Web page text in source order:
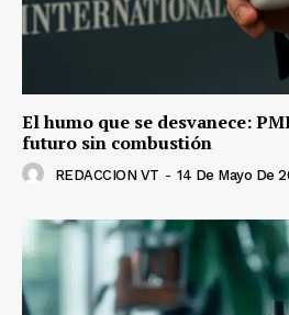
El humo que se desvanece:
futuro sin combustión
REDACCION VT - 14 De Mayo De